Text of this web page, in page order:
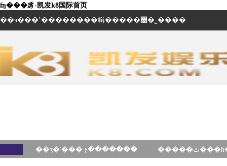
ʩ���豸-凯发k8国际首页
��ӭ���ʽ������ֽ��輯�����޹�˾����
��ʒ�ʹ��� չ�������